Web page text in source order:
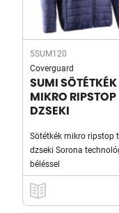
5SUM120
Coverguard
SUMI SÖTÉTKÉK
MIKRO RIPSTOP
DZSEKI
Sötétkék mikro ripstop
dzseki Sorona
béléssel